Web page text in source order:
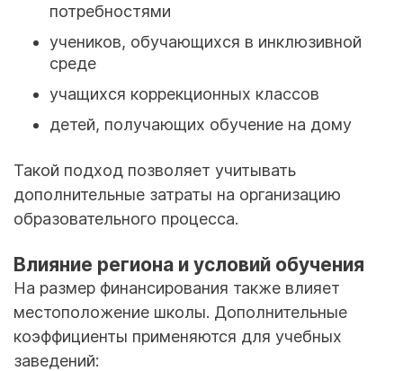
потребностями
учеников, обучающихся в инклюзивной
среде
учащихся коррекционных классов
детей, получающих обучение на дому
Такой подход позволяет учитывать
дополнительные затраты на организацию
образовательного процесса.
Влияние региона и условий обучения
На размер финансирования также влияет
местоположение школы. Дополнительные
коэффициенты применяются для учебных
заведений: